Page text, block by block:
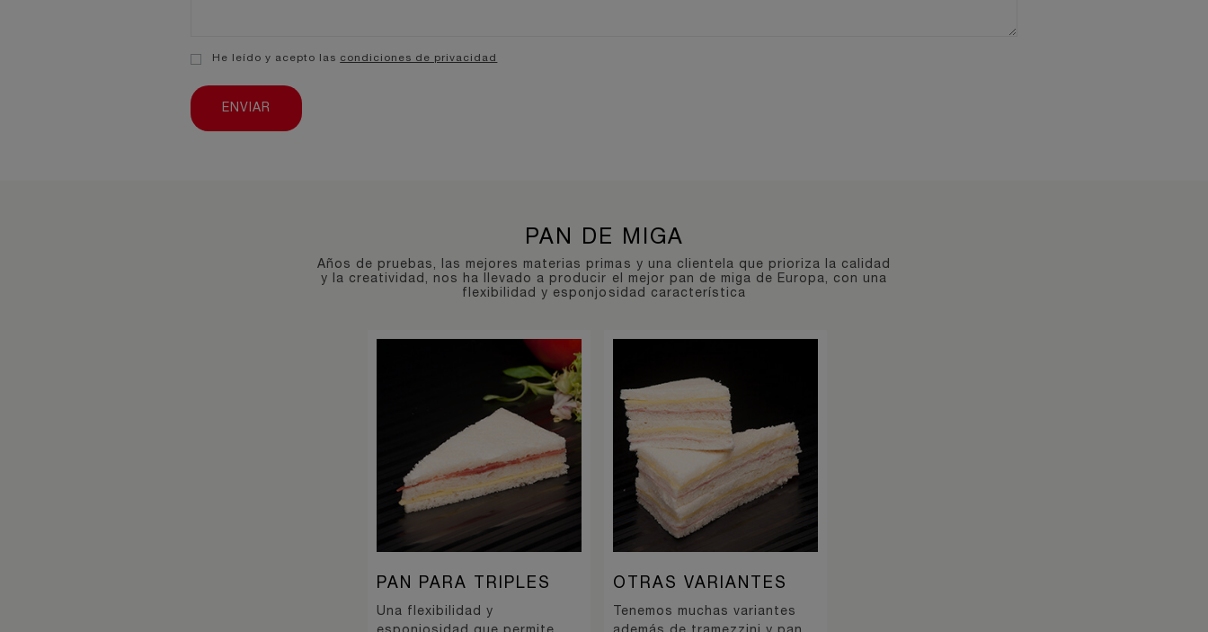
He leído y acepto las condiciones de privacidad
PAN DE MIGA
Años de pruebas, las mejores materias primas y una clientela que prioriza la calidad
y la creatividad, nos ha llevado a producir el mejor pan de miga de Europa, con una
flexibilidad y esponjosidad característica
PAN PARA TRIPLES
Una flexibilidad y
OTRAS VARIANTES
Tenemos muchas variantes